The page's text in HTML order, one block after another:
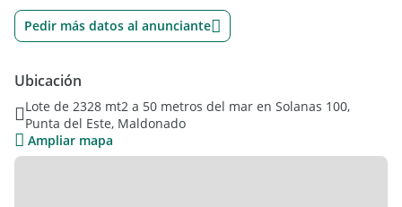
Medidas aproximadas:
Ancho: 40 mts de frente
Pedir más datos al anunciante
Ubicación
Lote de 2328 mt2 a 50 metros del mar en Solanas 100,
Punta del Este, Maldonado
Ampliar mapa